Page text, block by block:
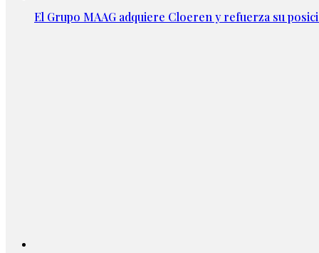
El Grupo MAAG adquiere Cloeren y refuerza su